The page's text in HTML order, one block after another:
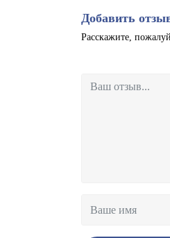
Добавить
Расскажите,